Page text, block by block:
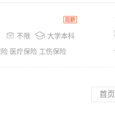
 不限  大学本科
医疗保险 工伤保险
首页